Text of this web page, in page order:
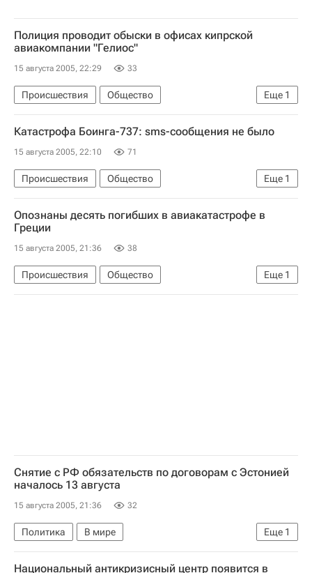
Полиция проводит обыски в офисах кипрской
авиакомпании "Гелиос"
15 августа 2005, 22:29 33
Еще 1
Происшествия
Общество
Авиакатастрофа в Греции 14 августа 2005 года
Катастрофа Боинга-737: sms-сообщения не было
15 августа 2005, 22:10 71
Еще 1
Происшествия
Общество
Авиакатастрофа в Греции 14 августа 2005 года
Опознаны десять погибших в авиакатастрофе в
Греции
15 августа 2005, 21:36 38
Еще 1
Происшествия
Общество
Авиакатастрофа в Греции 14 августа 2005 года
Снятие с РФ обязательств по договорам с Эстонией
началось 13 августа
15 августа 2005, 21:36 32
Еще 1
Политика
В мире
Ратификация договора о границе Эстонии и России
Национальный антикризисный центр появится в